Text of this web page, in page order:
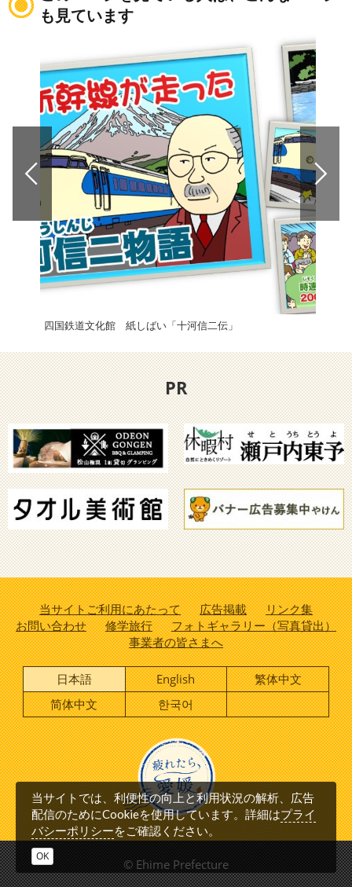
も見ています
四国鉄道文化館 紙しばい「十河信二伝」
PR
当サイトご利用にあたって 広告掲載
リンク集
お問い合わせ
修学旅行
フォトギャラリー（写真貸出）
事業者の皆さまへ
日本語 English
繁体中文
简体中文
한국어
© Ehime Prefecture
当サイトでは、利便性の向上と利用状況の解析、広告
配信のためにCookieを使用しています。詳細はプライ
バシーポリシーをご確認ください。
OK